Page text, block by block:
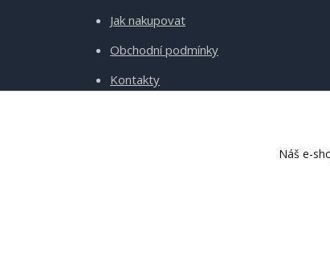
Jak nakupovat
Obchodní podmínky
Kontakty
Náš e-